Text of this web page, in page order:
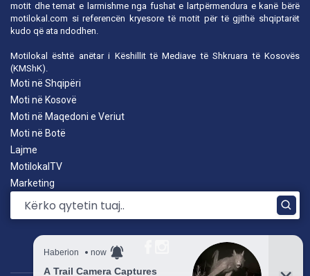
motit dhe temat e larmishme nga fushat e lartpërmendura e kanë bërë
motilokal.com si referencën kryesore të motit për të gjithë shqiptarët
kudo që ata ndodhen.
Motilokal është anëtar i Këshillit të Mediave të Shkruara të Kosovës
(KMShK).
Moti në Shqipëri
Moti në Kosovë
Moti në Maqedoni e Veriut
Moti në Botë
Lajme
MotilokalTV
Marketing